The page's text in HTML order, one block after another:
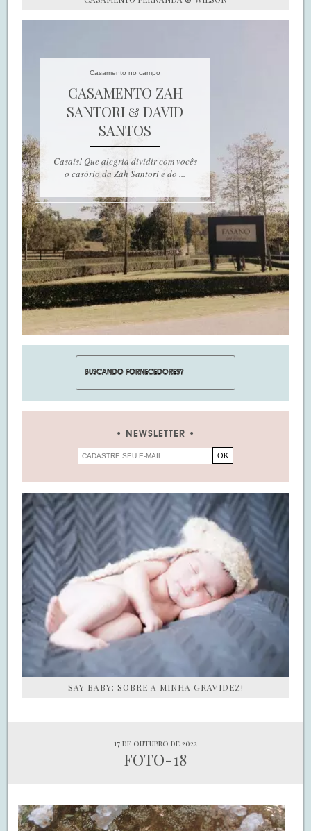
Casamento no campo
CASAMENTO ZAH
SANTORI & DAVID
SANTOS
Casais! Que alegria dividir com vocês
o casório da Zah Santori e do ...
NEWSLETTER
SAY BABY: SOBRE A MINHA GRAVIDEZ!
17 de outubro de 2022
FOTO-18